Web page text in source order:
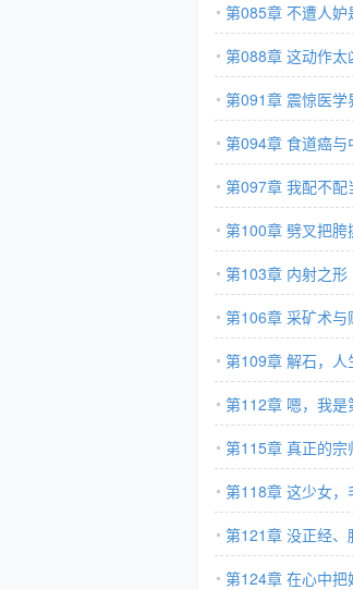
马威！
第085章 不遭人妒
第088章 这动作太
第091章 震惊医学
第094章 食道癌
第097章 我配不配
头？！
第100章 劈叉把胯
第103章 内射之形
第106章 采矿术与
第109章 解石，人
第112章 嗯，我是
第115章 真正的宗
第118章 这少女，
第121章 没正经
点的臭男人
第124章 在心中把